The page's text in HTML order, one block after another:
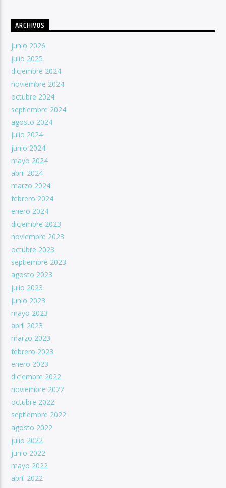
ARCHIVOS
junio 2026
julio 2025
diciembre 2024
noviembre 2024
octubre 2024
septiembre 2024
agosto 2024
julio 2024
junio 2024
mayo 2024
abril 2024
marzo 2024
febrero 2024
enero 2024
diciembre 2023
noviembre 2023
octubre 2023
septiembre 2023
agosto 2023
julio 2023
junio 2023
mayo 2023
abril 2023
marzo 2023
febrero 2023
enero 2023
diciembre 2022
noviembre 2022
octubre 2022
septiembre 2022
agosto 2022
julio 2022
junio 2022
mayo 2022
abril 2022